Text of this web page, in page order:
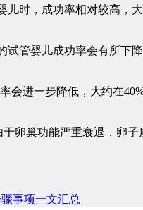
，成功率相对较高，
婴儿成功率会有所下
进一步降低，大约在
巢功能严重衰退，卵
事项一文汇总